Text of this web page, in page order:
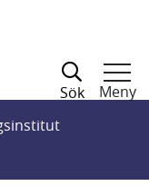
Sök
Meny